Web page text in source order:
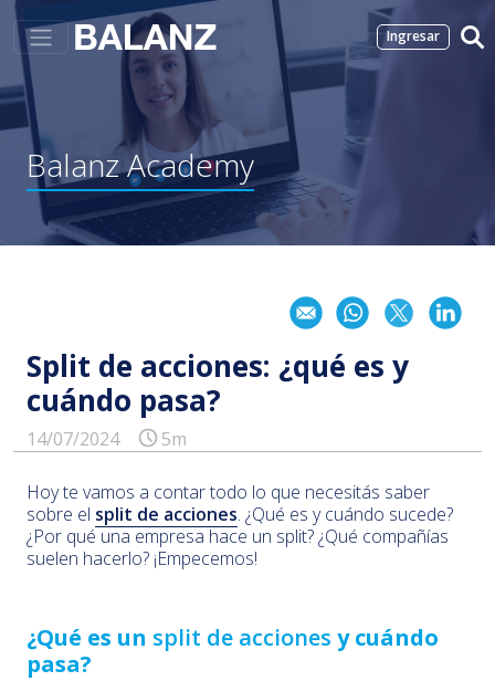
Ingresar
BalanzAcademy
Split de acciones: ¿qué es y
cuándo pasa?
14/07/2024 5m
Hoy te vamos a contar todo lo que necesitás saber
sobre el split de acciones. ¿Qué es y cuándo sucede?
¿Por qué una empresa hace un split? ¿Qué compañías
suelen hacerlo? ¡Empecemos!
¿Qué es un split de acciones y cuándo
pasa?